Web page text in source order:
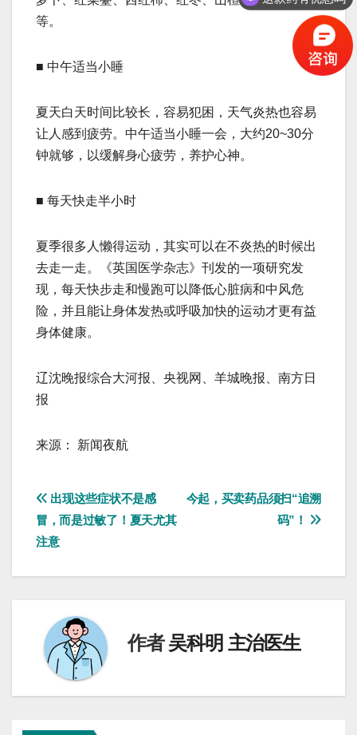
等。
■ 中午适当小睡
夏天白天时间比较长，容易犯困，天气炎热也容易
让人感到疲劳。中午适当小睡一会，大约20~30分
钟就够，以缓解身心疲劳，养护心神。
■ 每天快走半小时
夏季很多人懒得运动，其实可以在不炎热的时候出
去走一走。《英国医学杂志》刊发的一项研究发
现，每天快步走和慢跑可以降低心脏病和中风危
险，并且能让身体发热或呼吸加快的运动才更有益
身体健康。
辽沈晚报综合大河报、央视网、羊城晚报、南方日
报
来源： 新闻夜航
文
章
导
今起，买卖药品须扫“追溯
码”！
出现这些症状不是感
冒，而是过敏了！夏天尤其
注意
作者吴科明 主治医生
保守治疗的方法有吗